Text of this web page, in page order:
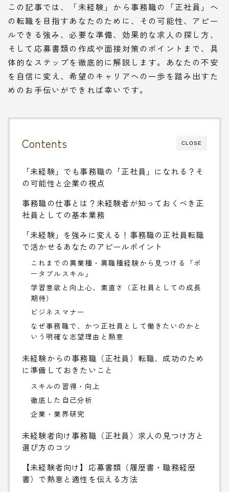
この記事では、「未経験」から事務職の「正社員」へ
の転職を目指すあなたのために、その可能性、アピー
ルできる強み、必要な準備、効果的な求人の探し方、
そして応募書類の作成や面接対策のポイントまで、具
体的なステップを徹底的に解説します。あなたの不安
を自信に変え、希望のキャリアへの一歩を踏み出すた
めのお手伝いができれば幸いです。
CLOSE
Contents
「未経験」でも事務職の「正社員」になれる？そ
の可能性と企業の視点
事務職の仕事とは？未経験者が知っておくべき正
社員としての基本業務
「未経験」を強みに変える！事務職の正社員転職
で活かせるあなたのアピールポイント
これまでの異業種・異職種経験から見つける「ポ
ータブルスキル」
学習意欲と向上心、素直さ（正社員としての成長
期待）
ビジネスマナー
なぜ事務職で、かつ正社員として働きたいのかと
いう明確な志望理由と熱意
未経験からの事務職（正社員）転職、成功のため
に準備しておきたいこと
スキルの習得・向上
徹底した自己分析
企業・業界研究
未経験者向け事務職（正社員）求人の見つけ方と
選び方のコツ
【未経験者向け】応募書類（履歴書・職務経歴
書）で熱意と適性を伝える方法